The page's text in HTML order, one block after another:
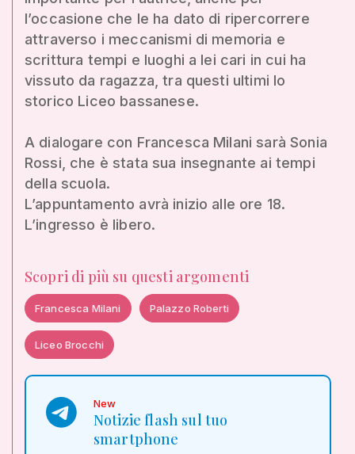
l’occasione che le ha dato di ripercorrere
attraverso i meccanismi di memoria e
scrittura tempi e luoghi a lei cari in cui ha
vissuto da ragazza, tra questi ultimi lo
storico Liceo bassanese.
A dialogare con Francesca Milani sarà Sonia
Rossi, che è stata sua insegnante ai tempi
della scuola.
L’appuntamento avrà inizio alle ore 18.
L’ingresso è libero.
Scopri di più su questi argomenti
Francesca Milani Palazzo Roberti
Liceo Brocchi
New
Notizie flash sul tuo
smartphone